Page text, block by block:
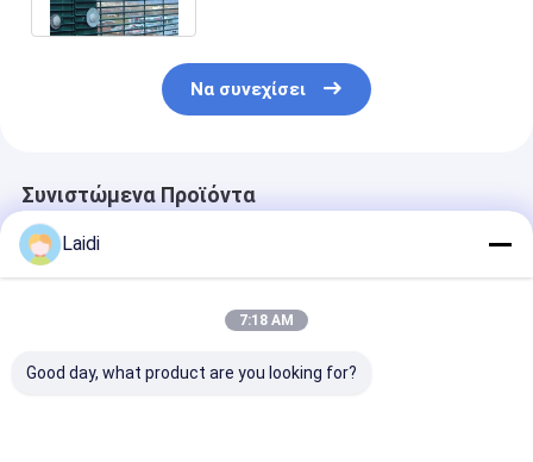
Να συνεχίσει
Συνιστώμενα Προϊόντα
Laidi
7:18 AM
Good day, what product are you looking for?